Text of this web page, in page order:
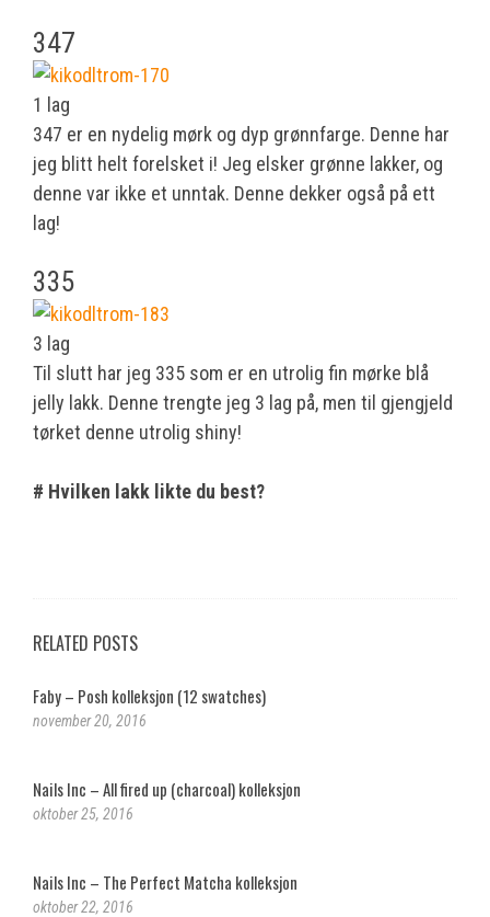
347
1 lag
347 er en nydelig mørk og dyp grønnfarge. Denne har
jeg blitt helt forelsket i! Jeg elsker grønne lakker, og
denne var ikke et unntak. Denne dekker også på ett
lag!
335
3 lag
Til slutt har jeg 335 som er en utrolig fin mørke blå
jelly lakk. Denne trengte jeg 3 lag på, men til gjengjeld
tørket denne utrolig shiny!
# Hvilken lakk likte du best?
RELATED POSTS
Faby – Posh kolleksjon (12 swatches)
november 20, 2016
Nails Inc – All fired up (charcoal) kolleksjon
oktober 25, 2016
Nails Inc – The Perfect Matcha kolleksjon
oktober 22, 2016